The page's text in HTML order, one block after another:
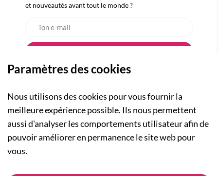
et nouveautés avant tout le monde ?
A PROPOS
Qui sommes-nous ?
Actualités
Nos engagements
ASSISTANCE
Paramètres des cookies
Nous utilisons des cookies pour vous fournir la
meilleure expérience possible. Ils nous permettent
aussi d'analyser les comportements utilisateur afin de
pouvoir améliorer en permanence le site web pour
vous.